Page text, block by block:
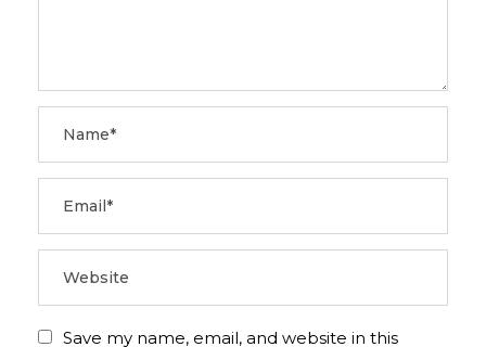
Save my name, email, and website in this